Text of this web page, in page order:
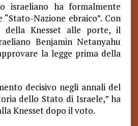
israeliano ha formalmente
Nazione ebraico”. Con
della Knesset alle porte, il
Benjamin Netanyahu
la legge prima della
decisivo negli annali del
dello Stato di Israele,” ha
Knesset dopo il voto.